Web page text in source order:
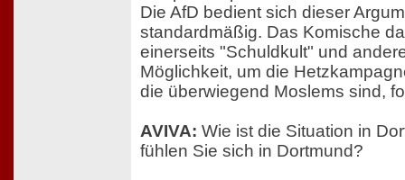
Die AfD bedient sich dieser
standardmäßig. Das Komische
einerseits "Schuldkult" und
Möglichkeit, um die
die überwiegend Moslems sind,
AVIVA: Wie ist die Situation in
fühlen Sie sich in Dortmund?